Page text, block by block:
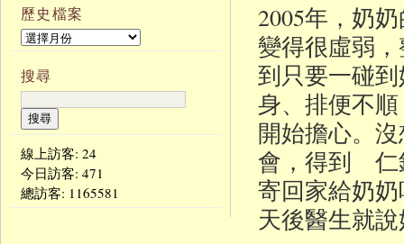
2005年，奶
變得很虛弱
到只要一碰
身、排便不
開始擔心。
會，得到 仁
寄回家給奶
天後醫生就
歷史檔案
搜尋
線上訪客: 24
今日訪客: 471
總訪客: 1165581